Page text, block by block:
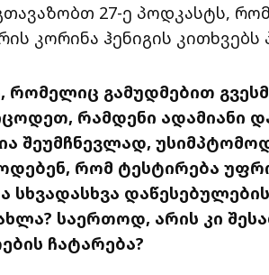
27-ე პოდკასტს,
კორინა ჰენიგის კითხვებს
რომელიც გამუდმებით
რამდენი ადამიანი
შეუმჩნევლად,
რომ ტესტირება
სხვადასხვა
საერთოდ, არის კი
ჩატარება?